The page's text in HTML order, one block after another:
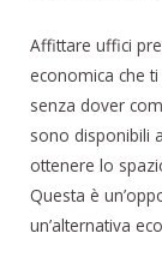
Affittare uffici
economica che
senza dover
sono disponibili
ottenere lo
Questa è
un’alternativa